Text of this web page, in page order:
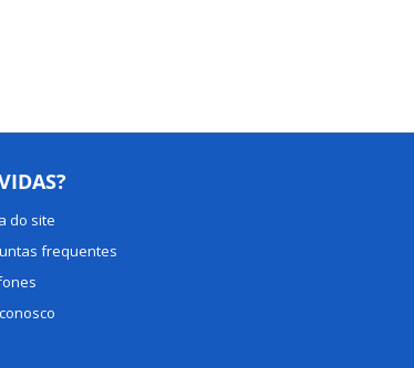
do site
frequentes